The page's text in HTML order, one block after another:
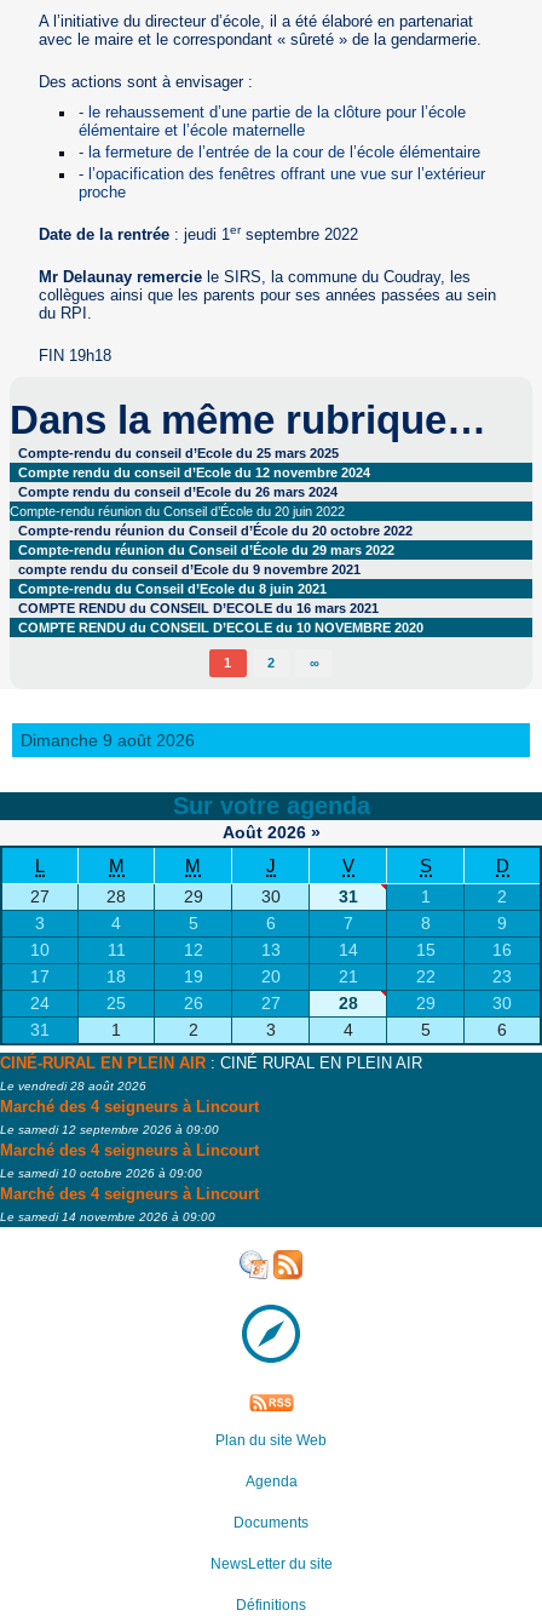
A l’initiative du directeur d’école, il a été élaboré en partenariat
avec le maire et le correspondant « sûreté » de la gendarmerie.
Des actions sont à envisager :
- le rehaussement d’une partie de la clôture pour l’école
élémentaire et l’école maternelle
- la fermeture de l’entrée de la cour de l’école élémentaire
- l’opacification des fenêtres offrant une vue sur l’extérieur
proche
Date de la rentrée : jeudi 1erseptembre 2022
Mr Delaunay remercie le SIRS, la commune du Coudray, les
collègues ainsi que les parents pour ses années passées au sein
du RPI.
FIN 19h18
Dans la même rubrique…
Compte-rendu du conseil d’Ecole du 25 mars 2025
Compte rendu du conseil d’Ecole du 12 novembre 2024
Compte rendu du conseil d’Ecole du 26 mars 2024
Compte-rendu réunion du Conseil d’École du 20 juin 2022
Compte-rendu réunion du Conseil d’École du 20 octobre 2022
Compte-rendu réunion du Conseil d’École du 29 mars 2022
compte rendu du conseil d’Ecole du 9 novembre 2021
Compte-rendu du Conseil d’Ecole du 8 juin 2021
COMPTE RENDU du CONSEIL D’ECOLE du 16 mars 2021
COMPTE RENDU du CONSEIL D’ECOLE du 10 NOVEMBRE 2020
1 2 ∞
Dimanche 9 août 2026
Sur votre agenda
Août 2026 »
L M M J V S D
27 28 29 30 31 1
2
3
4 5 6 7 8
9
10
11 12 13 14 15
16
17
18 19 20 21 22
23
24
25 26 27 28 29
30
31
1 2 3 4 5 6
CINÉ-RURAL EN PLEIN AIR : CINÉ RURAL EN PLEIN AIR
Le vendredi 28 août 2026
Marché des 4 seigneurs à Lincourt
Le samedi 12 septembre 2026 à 09:00
Marché des 4 seigneurs à Lincourt
Le samedi 10 octobre 2026 à 09:00
Marché des 4 seigneurs à Lincourt
Le samedi 14 novembre 2026 à 09:00
Plan du site Web
Agenda
Documents
NewsLetter du site
Définitions